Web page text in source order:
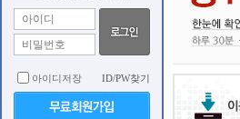
아이디저장 ID/PW찾기